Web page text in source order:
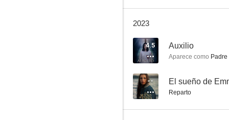
2023
4.5 Auxilio
Aparece como
-- El sueño de
Reparto